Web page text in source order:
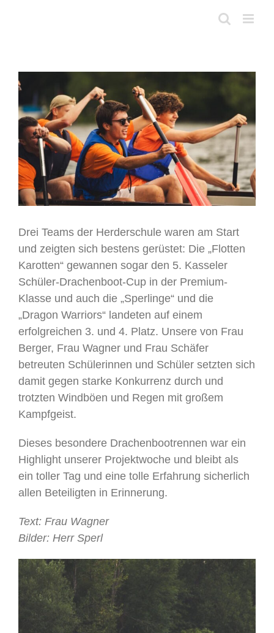
View
Larger
Image
Drei Teams der Herderschule waren am Start
und zeigten sich bestens gerüstet: Die „Flotten
Karotten“ gewannen sogar den 5. Kasseler
Schüler-Drachenboot-Cup in der Premium-
Klasse und auch die „Sperlinge“ und die
„Dragon Warriors“ landeten auf einem
erfolgreichen 3. und 4. Platz. Unsere von Frau
Berger, Frau Wagner und Frau Schäfer
betreuten Schülerinnen und Schüler setzten sich
damit gegen starke Konkurrenz durch und
trotzten Windböen und Regen mit großem
Kampfgeist.
Dieses besondere Drachenbootrennen war ein
Highlight unserer Projektwoche und bleibt als
ein toller Tag und eine tolle Erfahrung sicherlich
allen Beteiligten in Erinnerung.
Text: Frau Wagner
Bilder: Herr Sperl